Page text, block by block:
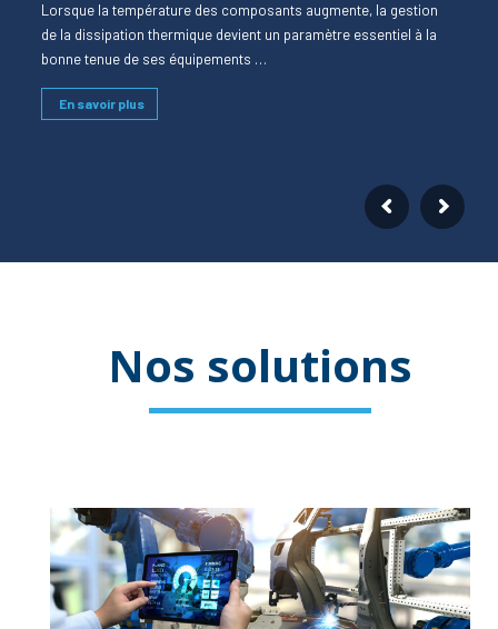
Lorsque la température des composants augmente, la gestion
de la dissipation thermique devient un paramètre essentiel à la
bonne tenue de ses équipements …
En savoir plus
Nos solutions